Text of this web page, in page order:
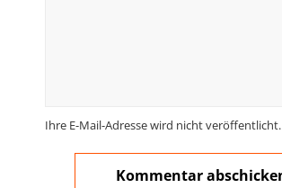
Ihre E-Mail-Adresse wird nicht veröffentlicht.